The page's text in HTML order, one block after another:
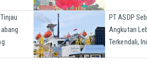
PT ASDP
Angkutan
Terkendali,